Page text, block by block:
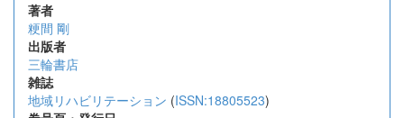
著者
粳間 剛
出版者
三輪書店
雑誌
地域リハビリテーション (ISSN:18805523)